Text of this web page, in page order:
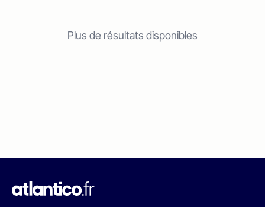
Plus de résultats disponibles